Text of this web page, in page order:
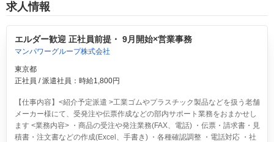
求人情報
エルダー歓迎 正社員前提・ 9月開始×営業事務
マンパワーグループ株式会社
東京都
正社員 / 派遣社員：時給1,800円
【仕事内容】<紹介予定派遣 >工業ゴムやプラスチック製品などを扱う老舗
メーカー様にて、受発注や伝票作成などの部内サポート業務をおまかせし
ます <業務内容> ・商品の受注や発注業務(FAX、電話) ・伝票・請求書・見
積書・注文書などの作成(Excel、手書き) ・各種確認調整 ・電話対応 ・社